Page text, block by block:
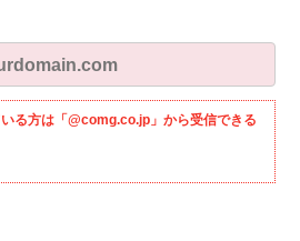
る方は「@comg.co.jp」から受信できる